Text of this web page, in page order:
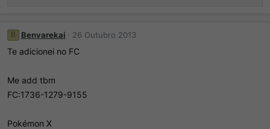
B Benvarekai 26 Outubro 2013
Te adicionei no FC
Me add tbm
FC:1736-1279-9155
Pokémon X